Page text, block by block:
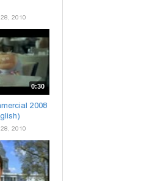
2010
0:30
2008
2010